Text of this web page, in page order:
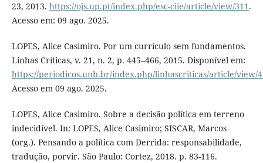
23, 2013. https://ojs.up.pt/index.php/esc-ciie/article/view/311.
Acesso em: 09 ago. 2025.
LOPES, Alice Casimiro. Por um currículo sem fundamentos.
Linhas Críticas, v. 21, n. 2, p. 445–466, 2015. Disponível em:
https://periodicos.unb.br/index.php/linhascriticas/article/view/
Acesso em 09 ago. 2025.
LOPES, Alice Casimiro. Sobre a decisão política em terreno
indecidível. In: LOPES, Alice Casimiro; SISCAR, Marcos
(org.). Pensando a política com Derrida: responsabilidade,
tradução, porvir. São Paulo: Cortez, 2018. p. 83-116.